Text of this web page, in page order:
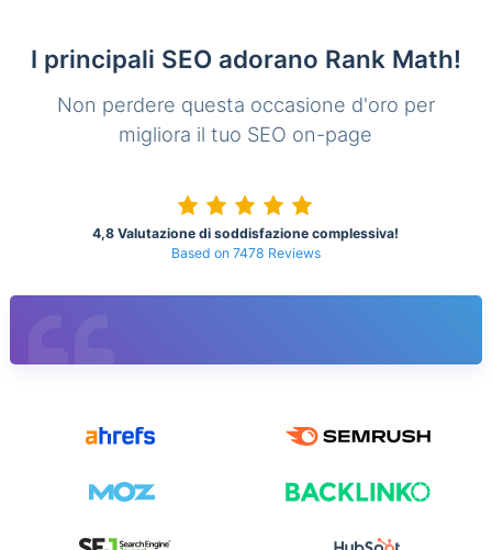
I principali SEO adorano Rank Math!
Non perdere questa occasione d'oro per
migliora il tuo SEO on-page
4,8 Valutazione di soddisfazione complessiva!
Based on 7478 Reviews